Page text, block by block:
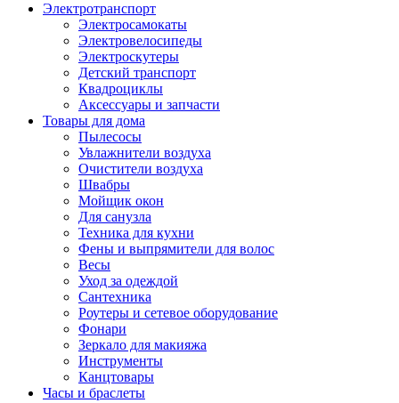
Электротранспорт
Электросамокаты
Электровелосипеды
Электроскутеры
Детский транспорт
Квадроциклы
Аксессуары и запчасти
Товары для дома
Пылесосы
Увлажнители воздуха
Очистители воздуха
Швабры
Мойщик окон
Для санузла
Техника для кухни
Фены и выпрямители для волос
Весы
Уход за одеждой
Сантехника
Роутеры и сетевое оборудование
Фонари
Зеркало для макияжа
Инструменты
Канцтовары
Часы и браслеты